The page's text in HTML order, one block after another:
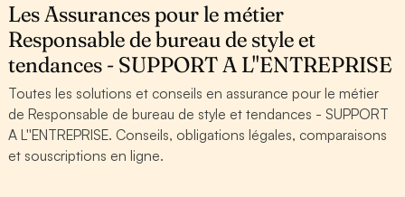
Les Assurances pour le métier
Responsable de bureau de style et
tendances - SUPPORT A L''ENTREPRISE
Toutes les solutions et conseils en assurance pour le métier
de Responsable de bureau de style et tendances - SUPPORT
A L''ENTREPRISE. Conseils, obligations légales, comparaisons
et souscriptions en ligne.